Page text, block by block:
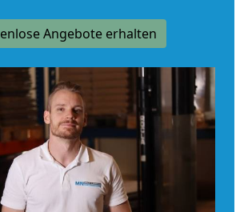
Angebote erhalten